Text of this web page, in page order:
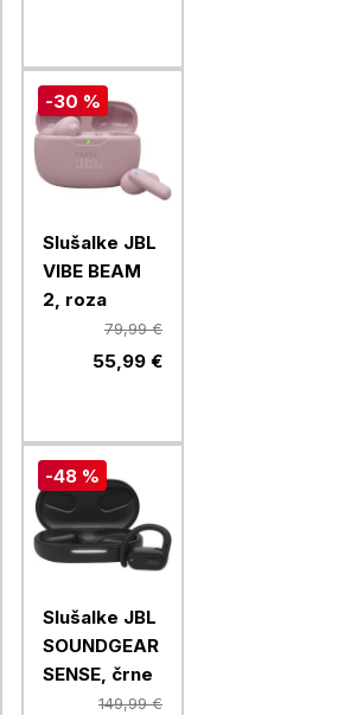
-30 %
Slušalke JBL
VIBE BEAM
2, roza
79,99 €
55,99 €
-48 %
Slušalke JBL
SOUNDGEAR
SENSE, črne
149,99 €